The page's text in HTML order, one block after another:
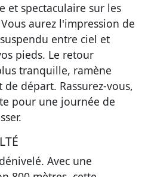
et spectaculaire sur les
aurez l'impression de
entre ciel et
pieds. Le retour
tranquille, ramène
départ. Rassurez-vous,
pour une journée de
Avec une